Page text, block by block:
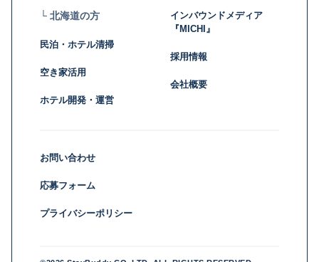
└ 北海道の方
民泊・ホテル清掃
空き家活用
ホテル開発・運営
インバウンドメディア
『MICHI』
採用情報
会社概要
お問い合わせ
応募フォーム
プライバシーポリシー